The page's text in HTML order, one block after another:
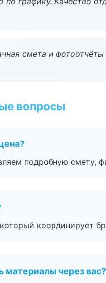
смета и
вопросы
подробную смету,
координирует
материалы через вас?